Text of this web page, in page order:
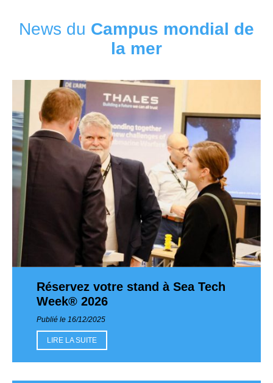
News du Campus mondial de
la mer
Réservez votre stand à Sea Tech
Week® 2026
Publié le 16/12/2025
LIRE LA SUITE